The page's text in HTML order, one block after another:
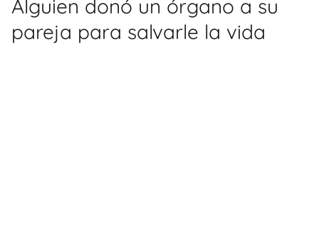
Alguien donó un órgano a su
pareja para salvarle la vida